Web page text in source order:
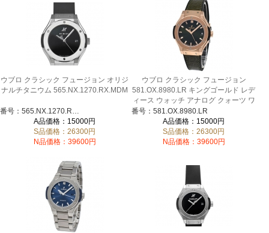
ウブロ クラシック フュージョン オリジ
ナルチタニウム 565.NX.1270.RX.MDM
番号：565.NX.1270.RX.MDM
A品価格：15000円
S品価格：26300円
N品価格：39600円
ウブロ クラシック フュージョン
581.OX.8980.LR キングゴールド レデ
ィース ウォッチ アナログ クォーツ ワ
ニ革 ラバー ベルト グリーン
番号：581.OX.8980.LR
A品価格：15000円
S品価格：26300円
N品価格：39600円